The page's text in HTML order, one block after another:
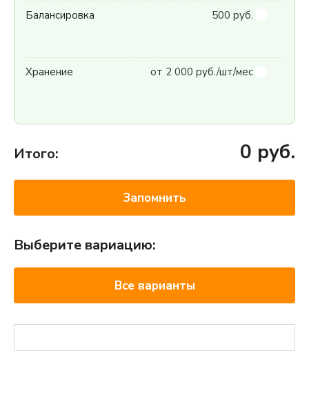
Балансировка 500 руб.
Хранение от 2 000 руб./шт/мес
Итого: 0 руб.
Запомнить
Выберите вариацию:
Все варианты